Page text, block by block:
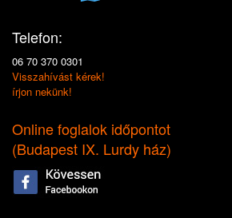
Telefon:
06 70 370 0301
Visszahívást kérek!
írjon nekünk!
Online foglalok időpontot
(Budapest IX. Lurdy ház)